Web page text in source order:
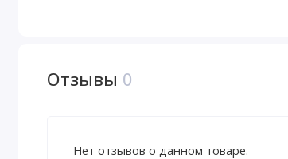
Отзывы 0
Нет отзывов о данном товаре.